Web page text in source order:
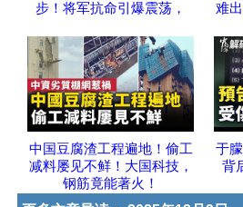
步！将军抗命引爆震荡，
难
中国豆腐渣工程遍地！偷工
减料屡见不鲜！大国科技，
钢筋竟能著火！
于
背